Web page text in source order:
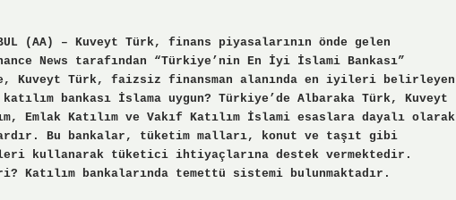
(AA) – Kuveyt Türk, finans piyasalarının önde gelen
News tarafından “Türkiye’nin En İyi İslami Bankası”
Kuveyt Türk, faizsiz finansman alanında en iyileri belirleyen
bankası İslama uygun? Türkiye’de Albaraka Türk, Kuveyt
Emlak Katılım ve Vakıf Katılım İslami esaslara dayalı olarak
Bu bankalar, tüketim malları, konut ve taşıt gibi
kullanarak tüketici ihtiyaçlarına destek vermektedir.
Katılım bankalarında temettü sistemi bulunmaktadır.